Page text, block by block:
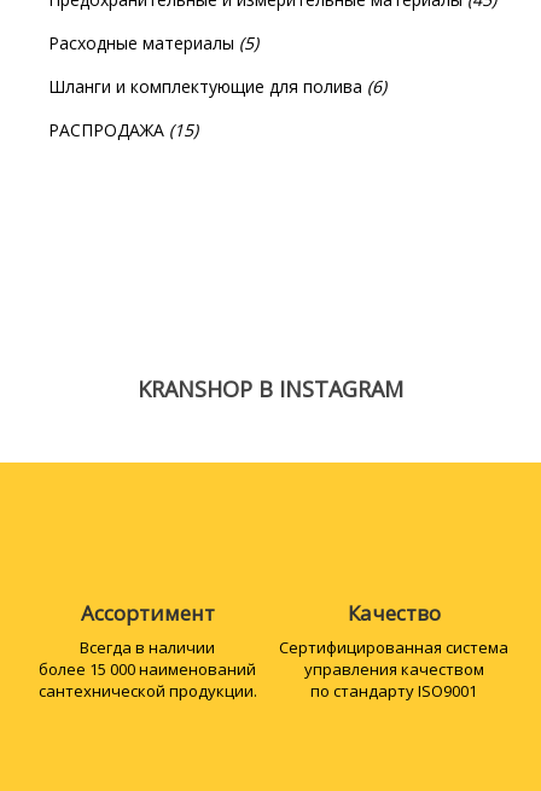
Расходные материалы (5)
Шланги и комплектующие для полива (6)
РАСПРОДАЖА (15)
KRANSHOP В INSTAGRAM
Ассортимент
Всегда в наличии
более 15 000 наименований
сантехнической продукции.
Качество
Сертифициро­ванная система
управления качеством
по стандарту ISO9001